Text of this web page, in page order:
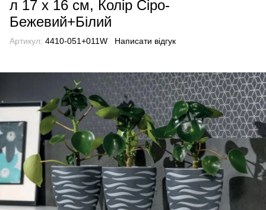
л 17 х 16 см, Колір Сіро-
Бежевий+Білий
Артикул: 4410-051+011W Написати відгук